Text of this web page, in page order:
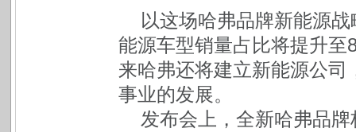
以这场哈弗品牌新能源
能源车型销量占比将提升至
来哈弗还将建立新能源公
事业的发展。
发布会上，全新哈弗品